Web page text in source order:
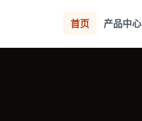
首页 产品中心